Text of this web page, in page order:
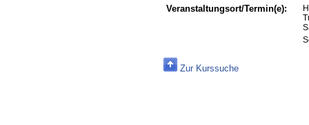
Veranstaltungsort/Termin(e):
Zur Kurssuche